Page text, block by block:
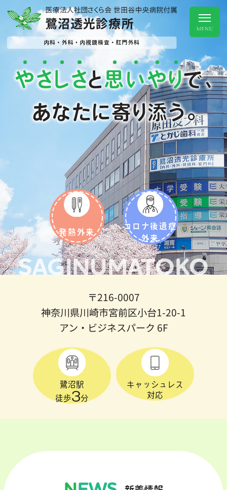
やさ しさと思いやりで、
あなたに寄り添う。
SAGINUMATOKO
発熱外来
コロナ後遺症
外来
〒216-0007
神奈川県川崎市宮前区小台1-20-1
アン・ビジネスパーク 6F
鷺沼駅
徒歩3分
キャッシュレス
対応